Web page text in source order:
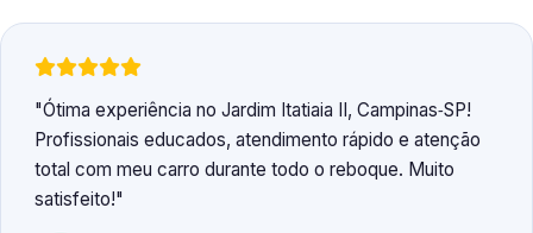
Ótima experiência no Jardim Itatiaia II, Campinas‑SP!
Profissionais educados, atendimento rápido e atenção
total com meu carro durante todo o reboque. Muito
satisfeito!